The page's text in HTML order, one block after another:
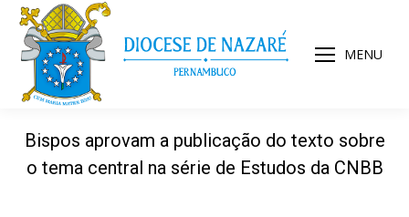
MENU
Bispos aprovam a publicação do texto sobre
o tema central na série de Estudos da CNBB